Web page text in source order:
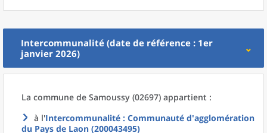
Intercommunalité (date de référence : 1er
janvier 2026)
La commune de Samoussy (02697) appartient :
à l'Intercommunalité : Communauté d'agglomération
du Pays de Laon (200043495)